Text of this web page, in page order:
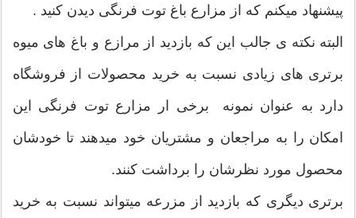
پیشنهاد میکنم که از مزارع باغ توت فرنگی دیدن کنید .
البته نکته ی جالب این که بازدید از مرازع و باغ های میوه
برتری های زیادی نسبت به خرید محصولات از فروشگاه
دارد به عنوان نمونه برخی ار مزارع توت فرنگی این
امکان را به مراجعان و مشتریان خود میدهند تا خودشان
محصول مورد نظرشان را برداشت کنند.
برتری دیگری که بازدید از مزرعه میتواند نسبت به خرید